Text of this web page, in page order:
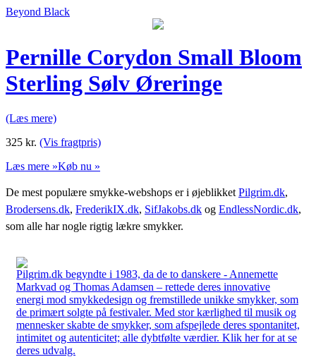
Beyond Black
Pernille Corydon Small Bloom
Sterling Sølv Øreringe
(Læs mere)
325 kr. (Vis fragtpris)
Læs mere »Køb nu »
De mest populære smykke-webshops er i øjeblikket Pilgrim.dk,
Brodersens.dk, FrederikIX.dk, SifJakobs.dk og EndlessNordic.dk,
som alle har nogle rigtig lækre smykker.
Pilgrim.dk begyndte i 1983, da de to danskere - Annemette
Markvad og Thomas Adamsen – rettede deres innovative
energi mod smykkedesign og fremstillede unikke smykker, som
de primært solgte på festivaler. Med stor kærlighed til musik og
mennesker skabte de smykker, som afspejlede deres spontanitet,
intimitet og autenticitet; alle dybtfølte værdier. Klik her for at se
deres udvalg.